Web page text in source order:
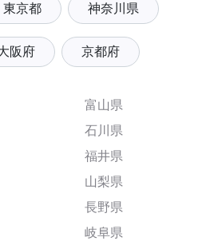
東京都 神奈川県
阪府 京都府
富山県
石川県
福井県
山梨県
長野県
岐阜県